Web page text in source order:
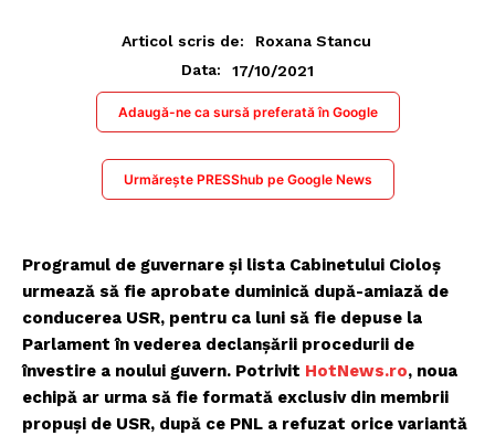
Articol scris de:
Roxana Stancu
Data:
17/10/2021
Adaugă-ne ca sursă preferată în Google
Urmărește PRESShub pe Google News
Programul de guvernare şi lista Cabinetului Cioloş
urmează să fie aprobate duminică după-amiază de
conducerea USR, pentru ca luni să fie depuse la
Parlament în vederea declanşării procedurii de
învestire a noului guvern. Potrivit HotNews.ro, noua
echipă ar urma să fie formată exclusiv din membrii
propuși de USR, după ce PNL a refuzat orice variantă